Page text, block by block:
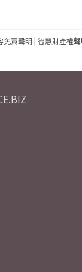
免責聲明| 智慧財產權